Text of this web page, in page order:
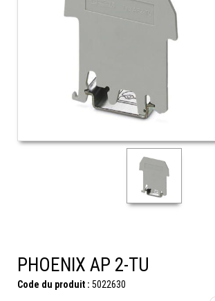
PHOENIX AP 2-TU
Code du produit : 5022630